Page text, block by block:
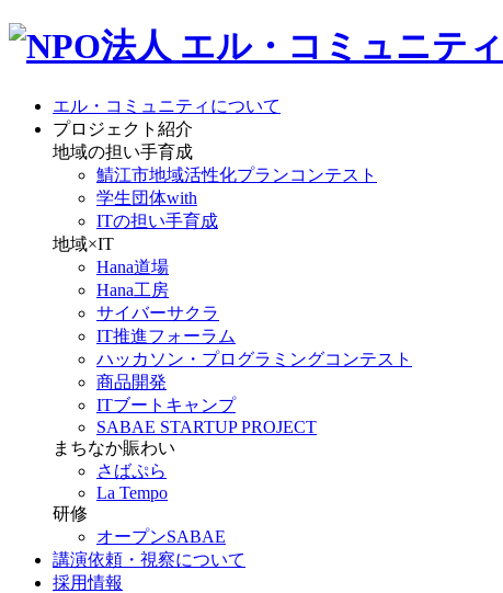
エル・コミュニティについて
プロジェクト紹介
地域の担い手育成
鯖江市地域活性化プランコンテスト
学生団体with
ITの担い手育成
地域×IT
Hana道場
Hana工房
サイバーサクラ
IT推進フォーラム
ハッカソン・プログラミングコンテスト
商品開発
ITブートキャンプ
SABAE STARTUP PROJECT
まちなか賑わい
さばぷら
La Tempo
研修
オープンSABAE
講演依頼・視察について
採用情報